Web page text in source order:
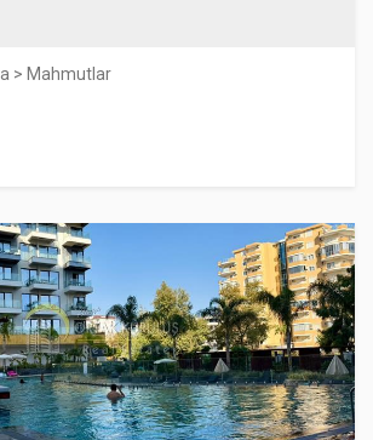
> Mahmutlar